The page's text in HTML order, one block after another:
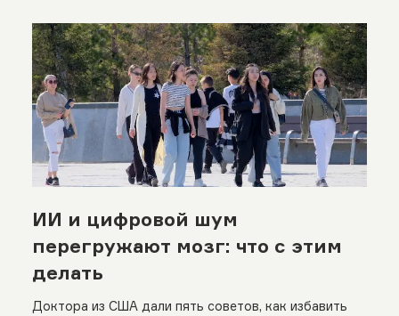
ИИ и цифровой шум
перегружают мозг: что с этим
делать
Доктора из США дали пять советов, как избавить